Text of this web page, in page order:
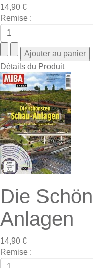
14,90 €
Remise :
Détails du Produit
Die
Anlagen
14,90 €
Remise :